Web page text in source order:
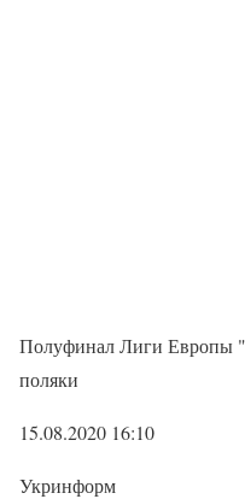
Полуфинал Лиги Европы
поляки
15.08.2020 16:10
Укринформ